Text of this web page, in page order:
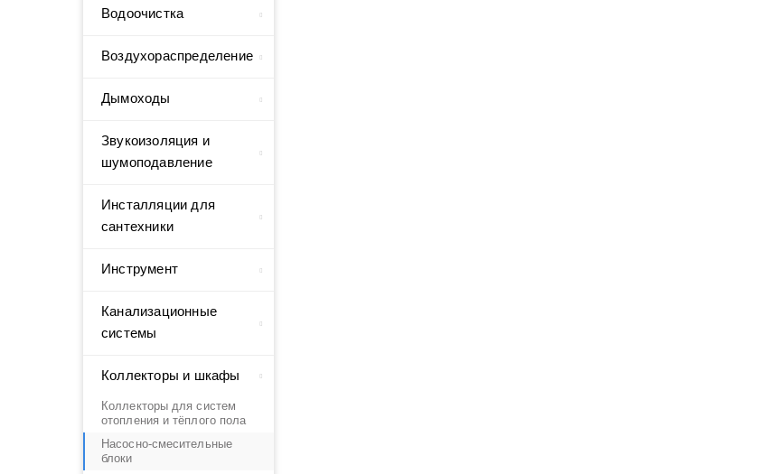
Водоочистка
Воздухораспределение
Дымоходы
Звукоизоляция и
шумоподавление
Инсталляции для
сантехники
Инструмент
Канализационные
системы
Коллекторы и шкафы
Коллекторы для систем
отопления и тёплого пола
Насосно-смесительные
блоки